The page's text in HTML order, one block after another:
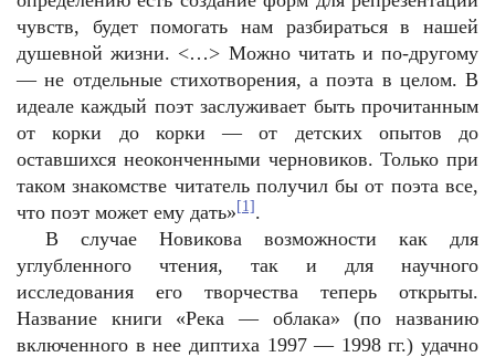
чувств, будет помогать нам разбираться в нашей
душевной жизни. <…> Можно читать и по-другому
— не отдельные стихотворения, а поэта в целом. В
идеале каждый поэт заслуживает быть прочитанным
от корки до корки — от детских опытов до
оставшихся неоконченными черновиков. Только при
таком знакомстве читатель получил бы от поэта все,
что поэт может ему дать» [1] .
В случае Новикова возможности как для
углубленного чтения, так и для научного
исследования его творчества теперь открыты.
Название книги «Река — облака» (по названию
включенного в нее диптиха 1997 — 1998 гг.) удачно